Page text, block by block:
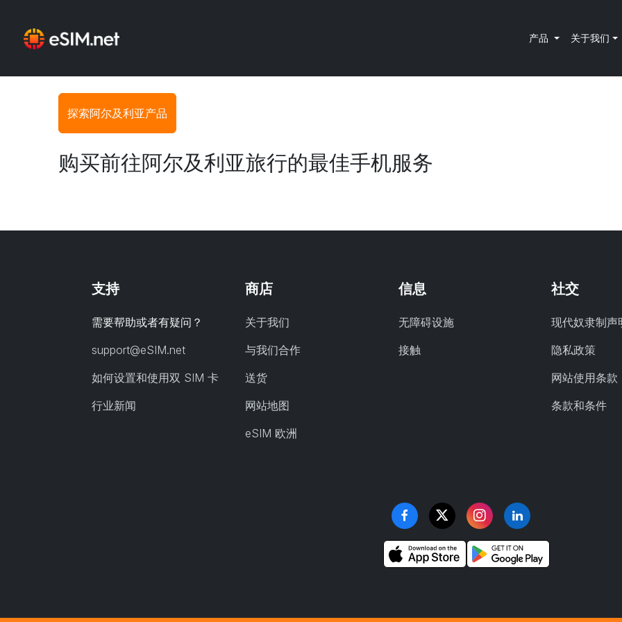
产品 关于我们
探索阿尔及利亚产品
购买前往阿尔及利亚旅行的最佳手机服务
支持
需要帮助或者有疑问？
support@eSIM.net
如何设置和使用双 SIM 卡
行业新闻
商店
关于我们
与我们合作
送货
网站地图
eSIM 欧洲
信息
无障碍设施
接触
社交
现代奴隶制声
隐私政策
网站使用条款
条款和条件